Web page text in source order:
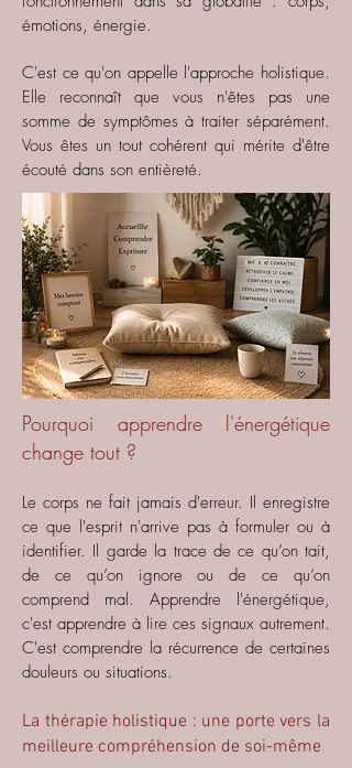
émotions, énergie.
C'est ce qu'on appelle l'approche holistique.
Elle reconnaît que vous n'êtes pas une
somme de symptômes à traiter séparément.
Vous êtes un tout cohérent qui mérite d'être
écouté dans son entièreté.
Pourquoi apprendre l'énergétique
change tout ?
Le corps ne fait jamais d'erreur. Il enregistre
ce que l'esprit n'arrive pas à formuler ou à
identifier. Il garde la trace de ce qu’on tait,
de ce qu’on ignore ou de ce qu’on
comprend mal. Apprendre l'énergétique,
c'est apprendre à lire ces signaux autrement.
C'est comprendre la récurrence de certaines
douleurs ou situations.
La thérapie holistique : une porte vers la
meilleure compréhension de soi-même